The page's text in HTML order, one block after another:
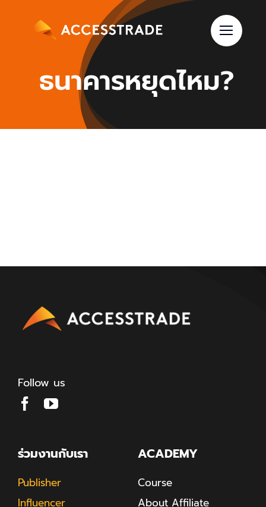
ธนาคารหยุดไหม?
Follow us
ร่วมงานกับเรา
Publisher
Influencer
ACADEMY
Course
About Affiliate